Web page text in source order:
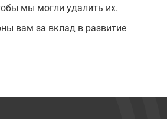
мы могли удалить их.
вам за вклад в развитие